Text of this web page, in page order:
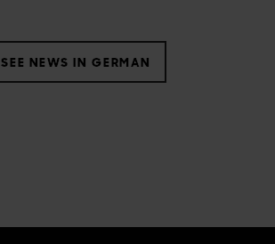
SEE NEWS IN GERMAN